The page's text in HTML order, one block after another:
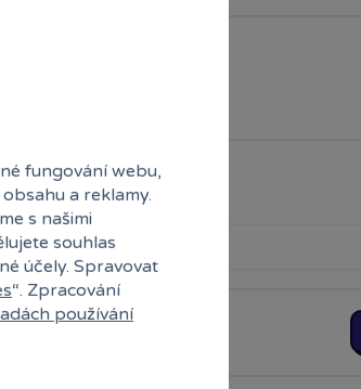
fungování webu,
a reklamy.
s našimi
souhlas
účely. Spravovat
“. Zpracování
používání